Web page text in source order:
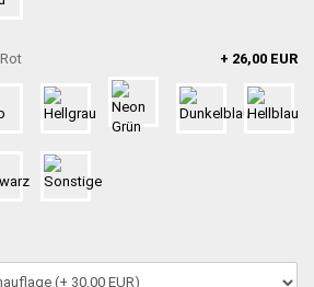
Rot + 26,00 EUR